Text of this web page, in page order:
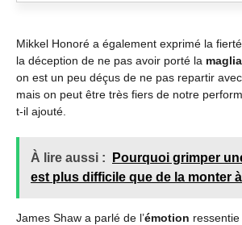
Mikkel Honoré a également exprimé la
la déception de ne pas avoir porté la
on est un peu déçus de ne pas repartir
mais on peut être très fiers de notre
t-il ajouté.
À lire aussi :
Pourquoi grimper
est plus difficile que de la monter
James Shaw a parlé de l’émotion